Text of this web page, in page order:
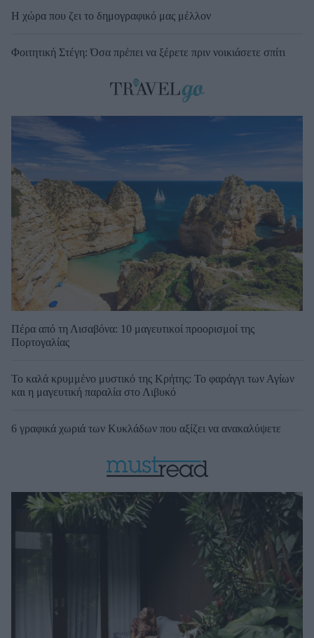
Η χώρα που ζει το δημογραφικό μας μέλλον
Φοιτητική Στέγη: Όσα πρέπει να ξέρετε πριν νοικιάσετε σπίτι
Πέρα από τη Λισαβόνα: 10 μαγευτικοί προορισμοί της
Πορτογαλίας
Το καλά κρυμμένο μυστικό της Κρήτης: Το φαράγγι των Αγίων
και η μαγευτική παραλία στο Λιβυκό
6 γραφικά χωριά των Κυκλάδων που αξίζει να ανακαλύψετε